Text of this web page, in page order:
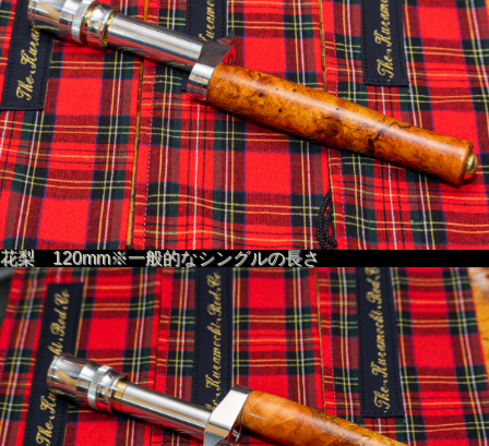
花梨 120mm※一般的なシングルの長さ